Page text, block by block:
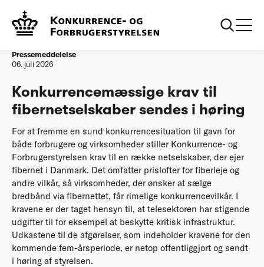
Forside
høring
Pressemeddelelse
06. juli 2026
Konkurrencemæssige krav til
fibernetselskaber sendes i høring
For at fremme en sund konkurrencesituation til gavn for
både forbrugere og virksomheder stiller Konkurrence- og
Forbrugerstyrelsen krav til en række netselskaber, der ejer
fibernet i Danmark. Det omfatter prislofter for fiberleje og
andre vilkår, så virksomheder, der ønsker at sælge
bredbånd via fibernettet, får rimelige konkurrencevilkår. I
kravene er der taget hensyn til, at telesektoren har stigende
udgifter til for eksempel at beskytte kritisk infrastruktur.
Udkastene til de afgørelser, som indeholder kravene for den
kommende fem-årsperiode, er netop offentliggjort og sendt
i høring af styrelsen.